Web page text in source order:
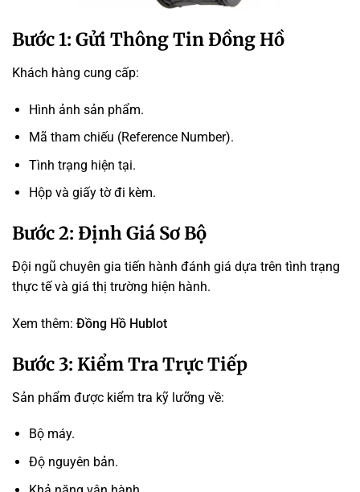
Bước 1: Gửi Thông Tin Đồng Hồ
Khách hàng cung cấp:
Hình ảnh sản phẩm.
Mã tham chiếu (Reference Number).
Tình trạng hiện tại.
Hộp và giấy tờ đi kèm.
Bước 2: Định Giá Sơ Bộ
Đội ngũ chuyên gia tiến hành đánh giá dựa trên tình trạng
thực tế và giá thị trường hiện hành.
Xem thêm: Đồng Hồ Hublot
Bước 3: Kiểm Tra Trực Tiếp
Sản phẩm được kiểm tra kỹ lưỡng về:
Bộ máy.
Độ nguyên bản.